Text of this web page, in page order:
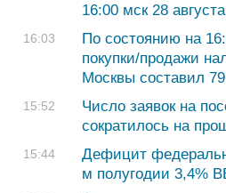
16:00 мск 28
16:03
По состоянию на
покупки/продажи
Москвы составил
15:52
Число заявок на
сократилось на
15:44
Дефицит
м полугодии 3,4%